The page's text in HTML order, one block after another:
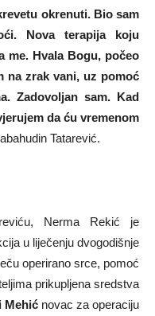
okrenuti. Bio sam
Nova terapija koju
me. Hvala Bogu, počeo
na zrak vani, uz pomoć
Zadovoljan sam. Kad
da ću vremenom
Tatarević.
Nerma Rekić je
u liječenju dvogodišnje
operirano srce, pomoć
prikupljena sredstva
Mehić novac za operaciju